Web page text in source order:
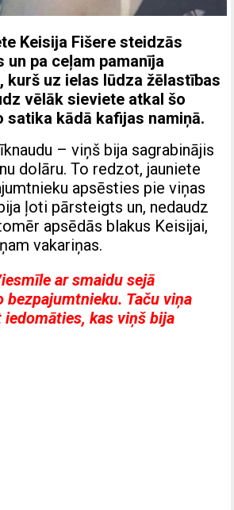
Keisija Fišere steidzās
un pa ceļam pamanīja
kurš uz ielas lūdza žēlastības
vēlāk sieviete atkal šo
kādā kafijas namiņā.
– viņš bija sagrabinājis
dolāru. To redzot, jauniete
apsēsties pie viņas
ļoti pārsteigts un, nedaudz
apsēdās blakus Keisijai,
vakariņas.
ar smaidu sejā
bezpajumtnieku. Taču viņa
iedomāties, kas viņš bija